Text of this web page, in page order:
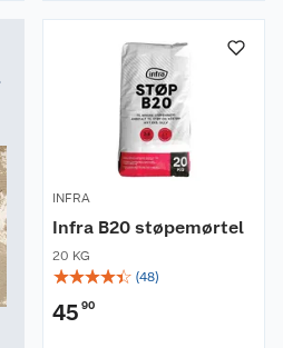
INFRA
Infra B20 støpemørtel
20 KG
☆☆☆☆☆ (48)
45 90